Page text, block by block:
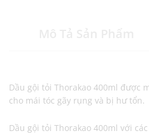
Dầu gội tỏi Thorakao 400ml được
cho mái tóc gãy rụng và bị hư tổn.
Dầu gội tỏi Thorakao 400ml với